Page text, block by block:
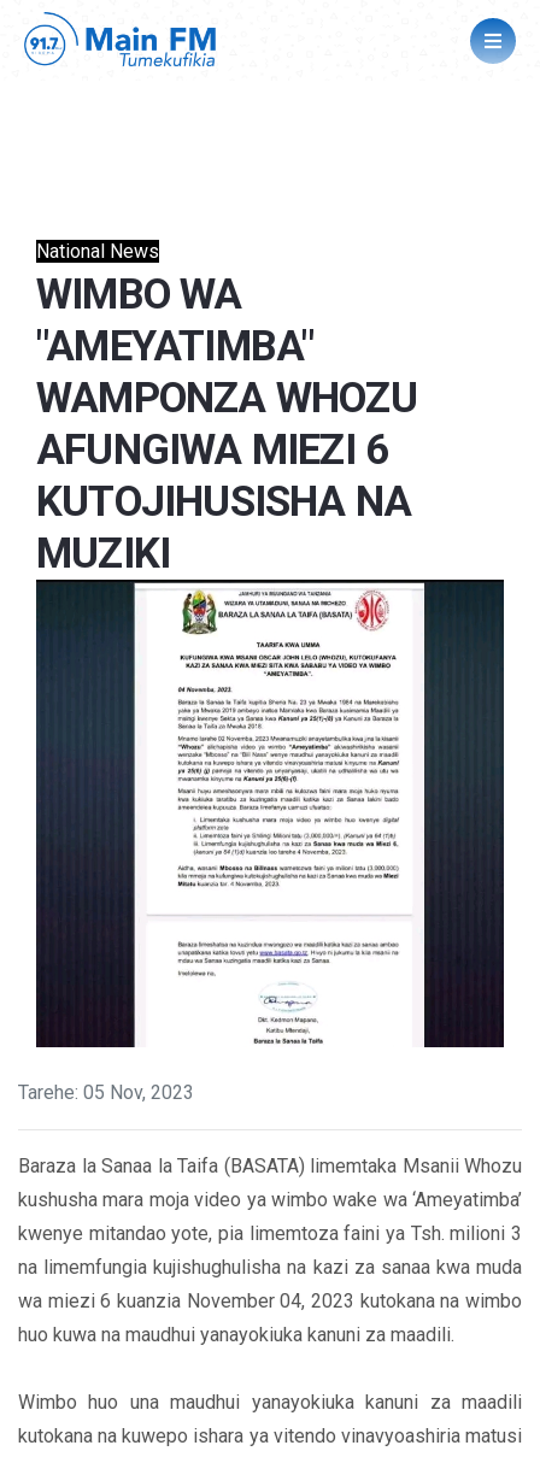
National News
WIMBO WA
"AMEYATIMBA"
WAMPONZA WHOZU
AFUNGIWA MIEZI 6
KUTOJIHUSISHA NA
MUZIKI
Tarehe: 05 Nov, 2023
Baraza la Sanaa la Taifa (BASATA) limemtaka Msanii Whozu
kushusha mara moja video ya wimbo wake wa ‘Ameyatimba’
kwenye mitandao yote, pia limemtoza faini ya Tsh. milioni 3
na limemfungia kujishughulisha na kazi za sanaa kwa muda
wa miezi 6 kuanzia November 04, 2023 kutokana na wimbo
huo kuwa na maudhui yanayokiuka kanuni za maadili.
Wimbo huo una maudhui yanayokiuka kanuni za maadili
kutokana na kuwepo ishara ya vitendo vinavyoashiria matusi